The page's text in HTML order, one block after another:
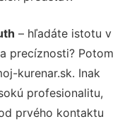
– hľadáte istotu v
precíznosti? Potom
kurenar.sk. Inak
profesionalitu,
prvého kontaktu